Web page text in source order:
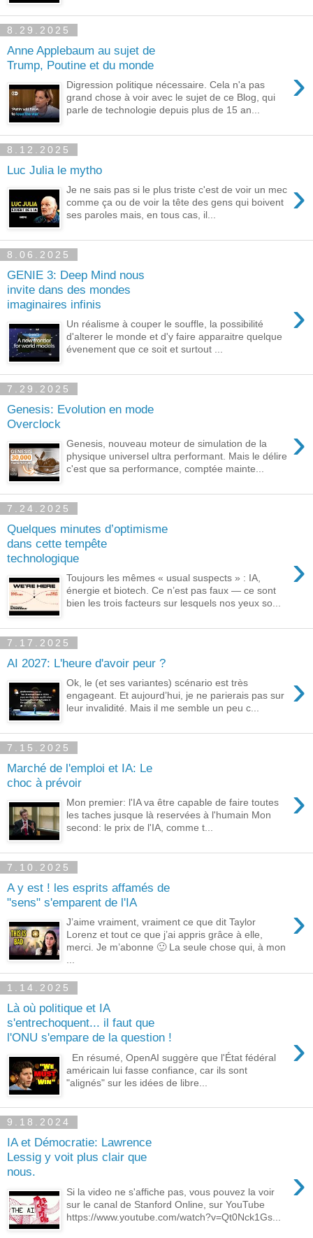
8.29.2025
Anne Applebaum au sujet de
Trump, Poutine et du monde
›
Digression politique nécessaire. Cela n'a pas
grand chose à voir avec le sujet de ce Blog, qui
parle de technologie depuis plus de 15 an...
8.12.2025
Luc Julia le mytho
›
Je ne sais pas si le plus triste c'est de voir un mec
comme ça ou de voir la tête des gens qui boivent
ses paroles mais, en tous cas, il...
8.06.2025
GENIE 3: Deep Mind nous
invite dans des mondes
imaginaires infinis
›
Un réalisme à couper le souffle, la possibilité
d'alterer le monde et d'y faire apparaitre quelque
évenement que ce soit et surtout ...
7.29.2025
Genesis: Evolution en mode
Overclock
›
Genesis, nouveau moteur de simulation de la
physique universel ultra performant. Mais le délire
c'est que sa performance, comptée mainte...
7.24.2025
Quelques minutes d’optimisme
dans cette tempête
technologique
›
Toujours les mêmes « usual suspects » : IA,
énergie et biotech. Ce n’est pas faux — ce sont
bien les trois facteurs sur lesquels nos yeux so...
7.17.2025
AI 2027: L'heure d'avoir peur ?
›
Ok, le (et ses variantes) scénario est très
engageant. Et aujourd’hui, je ne parierais pas sur
leur invalidité. Mais il me semble un peu c...
7.15.2025
Marché de l'emploi et IA: Le
choc à prévoir
›
Mon premier: l'IA va être capable de faire toutes
les taches jusque là reservées à l'humain Mon
second: le prix de l'IA, comme t...
7.10.2025
A y est ! les esprits affamés de
"sens" s'emparent de l'IA
›
J’aime vraiment, vraiment ce que dit Taylor
Lorenz et tout ce que j’ai appris grâce à elle,
merci. Je m’abonne 🙂 La seule chose qui, à mon
...
1.14.2025
Là où politique et IA
s'entrechoquent... il faut que
l'ONU s'empare de la question !
›
En résumé, OpenAI suggère que l'État fédéral
américain lui fasse confiance, car ils sont
"alignés" sur les idées de libre...
9.18.2024
IA et Démocratie: Lawrence
Lessig y voit plus clair que
nous.
›
Si la video ne s'affiche pas, vous pouvez la voir
sur le canal de Stanford Online, sur YouTube
https://www.youtube.com/watch?v=Qt0Nck1Gs...